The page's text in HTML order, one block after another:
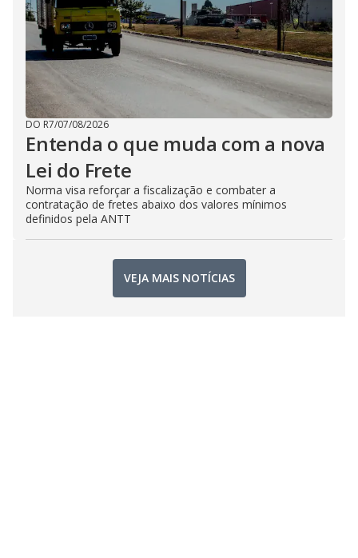
DO R7/07/08/2026
Entenda o que muda com a nova
Lei do Frete
Norma visa reforçar a fiscalização e combater a
contratação de fretes abaixo dos valores mínimos
definidos pela ANTT
VEJA MAIS NOTÍCIAS